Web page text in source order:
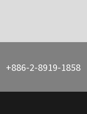
+886-2-8919-1858